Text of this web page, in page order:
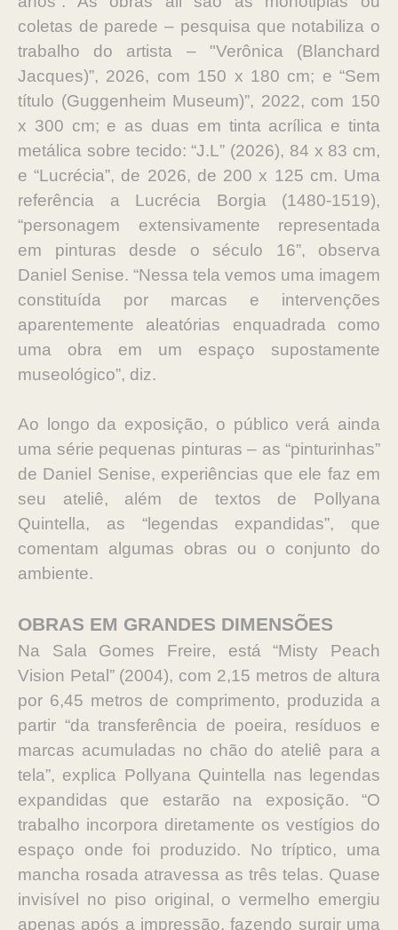
coletas de parede – pesquisa que notabiliza o
trabalho do artista – "Verônica (Blanchard
Jacques)”, 2026, com 150 x 180 cm; e “Sem
título (Guggenheim Museum)”, 2022, com 150
x 300 cm; e as duas em tinta acrílica e tinta
metálica sobre tecido: “J.L” (2026), 84 x 83 cm,
e “Lucrécia”, de 2026, de 200 x 125 cm. Uma
referência a Lucrécia Borgia (1480-1519),
“personagem extensivamente representada
em pinturas desde o século 16”, observa
Daniel Senise. “Nessa tela vemos uma imagem
constituída por marcas e intervenções
aparentemente aleatórias enquadrada como
uma obra em um espaço supostamente
museológico”, diz.
Ao longo da exposição, o público verá ainda
uma série pequenas pinturas – as “pinturinhas”
de Daniel Senise, experiências que ele faz em
seu ateliê, além de textos de Pollyana
Quintella, as “legendas expandidas”, que
comentam algumas obras ou o conjunto do
ambiente.
OBRAS EM GRANDES DIMENSÕES
Na Sala Gomes Freire, está “Misty Peach
Vision Petal” (2004), com 2,15 metros de altura
por 6,45 metros de comprimento, produzida a
partir “da transferência de poeira, resíduos e
marcas acumuladas no chão do ateliê para a
tela”, explica Pollyana Quintella nas legendas
expandidas que estarão na exposição. “O
trabalho incorpora diretamente os vestígios do
espaço onde foi produzido. No tríptico, uma
mancha rosada atravessa as três telas. Quase
invisível no piso original, o vermelho emergiu
apenas após a impressão, fazendo surgir uma